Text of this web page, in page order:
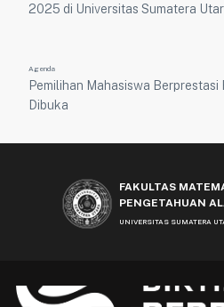
2025 di Universitas Sumatera
Agenda
Pemilihan Mahasiswa
Dibuka
FAKULTAS
PENGETAHUAN
UNIVERSITAS SUMATERA